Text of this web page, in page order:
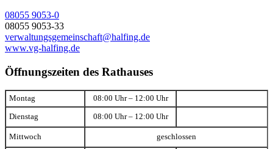
08055 9053-0
08055 9053-33
verwaltungsgemeinschaft@halfing.de
www.vg-halfing.de
Öffnungszeiten des Rathauses
Montag 08:00 Uhr – 12:00 Uhr
Dienstag 08:00 Uhr – 12:00 Uhr
Mittwoch geschlossen